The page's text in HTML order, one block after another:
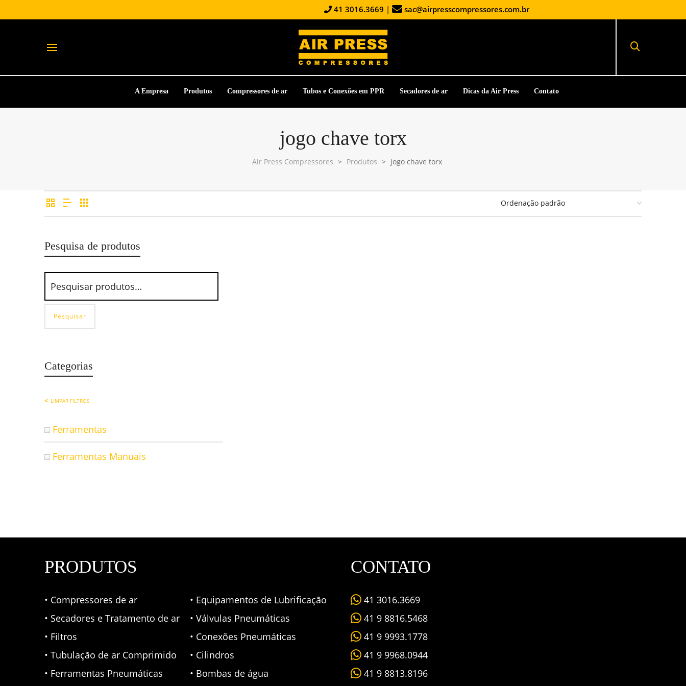
41 3016.3669 | sac@airpresscompressores.com.br
A Empresa Produtos Compressores de ar Tubos e Conexões em PPR Secadores de ar Dicas da Air Press Contato
jogo chave torx
Air Press Compressores > Produtos > jogo chave torx
Pesquisa de produtos
Pesquisar
Categorias
LIMPAR FILTROS
Ferramentas
Ferramentas Manuais
PRODUTOS
• Compressores de ar
• Secadores e Tratamento de ar
• Filtros
• Tubulação de ar Comprimido
• Ferramentas Pneumáticas
• Equipamentos de Lubrificação
• Válvulas Pneumáticas
• Conexões Pneumáticas
• Cilindros
• Bombas de água
CONTATO
41 3016.3669
41 9 8816.5468
41 9 9993.1778
41 9 9968.0944
41 9 8813.8196